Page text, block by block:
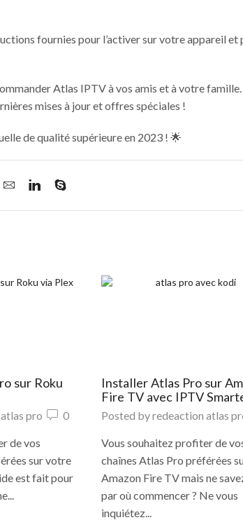
fournies pour l’activer sur votre appareil
Atlas IPTV à vos amis et à votre famille.
mises à jour et offres spéciales !
de qualité supérieure en 2023 ! 🌟
sur Roku
pro 0
de vos
sur votre
est fait pour
Installer Atlas Pro sur
Fire TV avec IPTV
Posted byredeaction atlas
Vous souhaitez profiter de
chaînes Atlas Pro préférées
Amazon Fire TV mais ne
par où commencer ? Ne vous
inquiétez...